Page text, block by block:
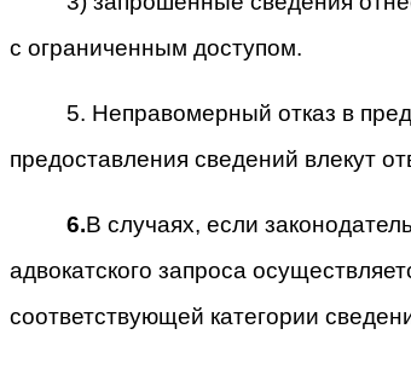
с ограниченным доступом.
5. Неправомерный отказ в
предоставления сведений влекут
6.В случаях, если
адвокатского запроса
соответствующей категории